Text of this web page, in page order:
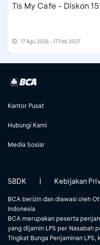
Tis My Cafe - Diskon
17 Agu 2026 - 17 Feb 2027
Kantor Pusat
Hubungi Kami
Media Sosial
BCA berizin dan diawasi oleh
Indonesia
BCA merupakan peserta
yang dijamin LPS per Nasabah
Tingkat Bunga Penjaminan LPS,
SBDK Kebijakan